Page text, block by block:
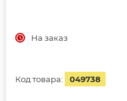
На заказ
Код товара: 049738